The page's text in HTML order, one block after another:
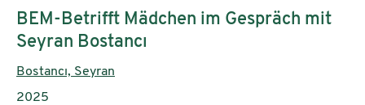
Subtitle:
BEM-Betrifft Mädchen im Gespräch mit
Seyran Bostancı
Authors:
Bostancı, Seyran
Publication year:
2025